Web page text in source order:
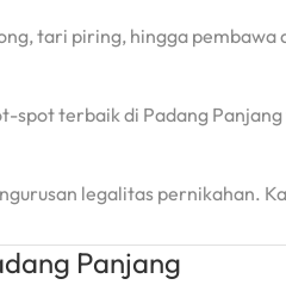
tari piring, hingga pembawa
spot terbaik di Padang
legalitas pernikahan.
Panjang